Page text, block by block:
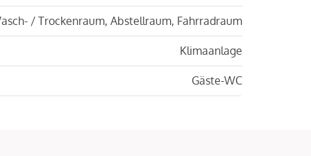
/ Trockenraum, Abstellraum, Fahrradraum
Klimaanlage
Gäste-WC